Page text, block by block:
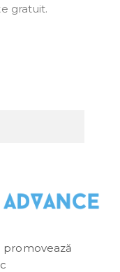
gratuit.
promovează